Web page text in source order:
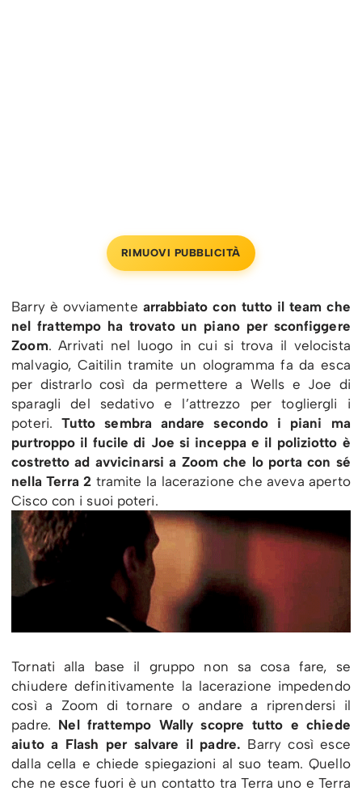
RIMUOVI PUBBLICITÀ
Barry è ovviamente arrabbiato con tutto il team che
nel frattempo ha trovato un piano per sconfiggere
Zoom. Arrivati nel luogo in cui si trova il velocista
malvagio, Caitilin tramite un ologramma fa da esca
per distrarlo così da permettere a Wells e Joe di
sparagli del sedativo e l’attrezzo per togliergli i
poteri. Tutto sembra andare secondo i piani ma
purtroppo il fucile di Joe si inceppa e il poliziotto è
costretto ad avvicinarsi a Zoom che lo porta con sé
nella Terra 2 tramite la lacerazione che aveva aperto
Cisco con i suoi poteri.
Tornati alla base il gruppo non sa cosa fare, se
chiudere definitivamente la lacerazione impedendo
così a Zoom di tornare o andare a riprendersi il
padre. Nel frattempo Wally scopre tutto e chiede
aiuto a Flash per salvare il padre. Barry così esce
dalla cella e chiede spiegazioni al suo team. Quello
che ne esce fuori è un contatto tra Terra uno e Terra